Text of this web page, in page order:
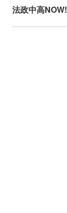
法政中高NOW!